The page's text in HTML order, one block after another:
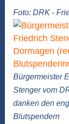
Foto: DRK -
Bürgermeister
Stenger vom
danken den
Blutspendern